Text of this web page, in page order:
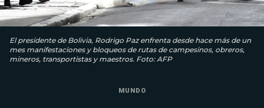
El presidente de Bolivia, Rodrigo Paz enfrenta desde hace más de un
mes manifestaciones y bloqueos de rutas de campesinos, obreros,
mineros, transportistas y maestros. Foto: AFP
MUNDO